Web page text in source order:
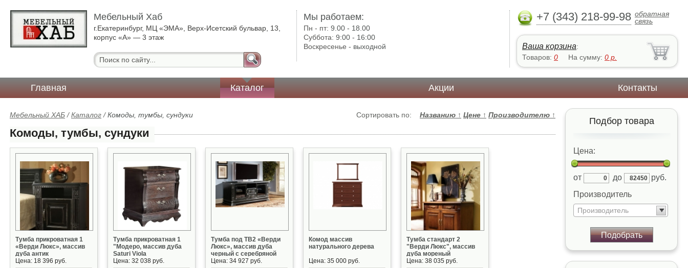
Мебельный Хаб
г.Екатеринбург, МЦ «ЭМА», Верх-Исетский бульвар, 13,
корпус «А» — 3 этаж
Мы работаем:
Пн - пт:9.00 - 18.00
Суббота:9:00 - 16:00
Воскресенье - выходной
+7 (343) 218-99-98 обратная
связь
Ваша корзина:
Товаров: 0 На сумму: 0 р.
Главная Каталог Акции Контакты
Подбор товара
Цена:
от до
руб.
Производитель
Производитель
Подобрать
Сортировать по: Названию ↑ Цене ↑ Производителю ↑
Мебельный ХАБ /Каталог /Комоды, тумбы, сундуки
Комоды, тумбы, сундуки
Тумба прикроватная 1
«Верди Люкс», массив
дуба антик
Цена: 18 396 руб.
Тумба прикроватная 1
"Модеро, массив дуба
Saturi Viola
Цена: 32 038 руб.
Тумба под ТВ2 «Верди
Люкс», массив дуба
черный с серебряной
патиной
Цена: 34 927 руб.
Комод массив
натурального дерева
Цена: 35 000 руб.
Тумба стандарт 2
"Верди Люкс", массив
дуба мореный
Цена: 38 035 руб.